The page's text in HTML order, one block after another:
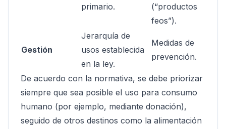
primario.
(“productos
feos”).
Gestión
Jerarquía de
usos establecida
en la ley.
Medidas de
prevención.
De acuerdo con la normativa, se debe priorizar
siempre que sea posible el uso para consumo
humano (por ejemplo, mediante donación),
seguido de otros destinos como la alimentación